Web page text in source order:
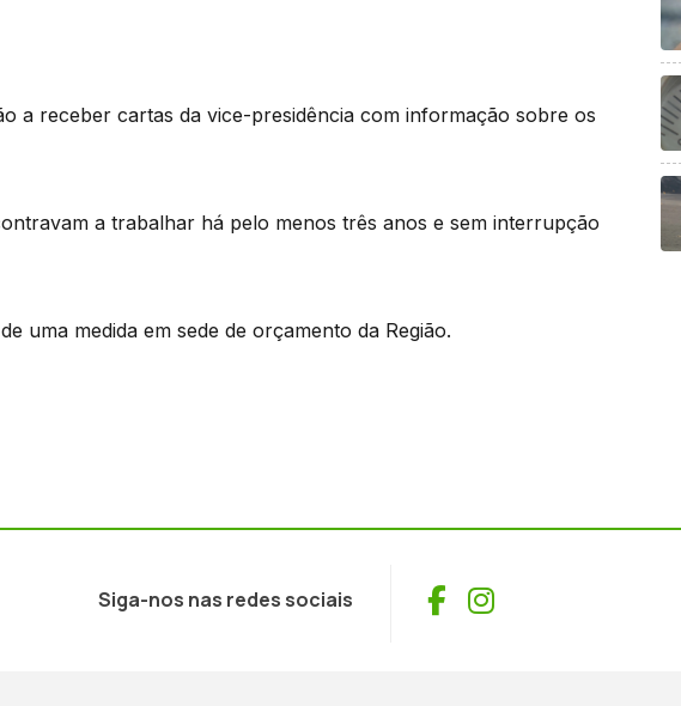
a receber cartas da vice-presidência com informação sobre os
a trabalhar há pelo menos três anos e sem interrupção
uma medida em sede de orçamento da Região.
Siga-nos nas redes sociais Facebook
Instagram